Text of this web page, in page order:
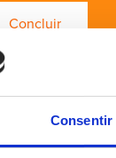
Consentir